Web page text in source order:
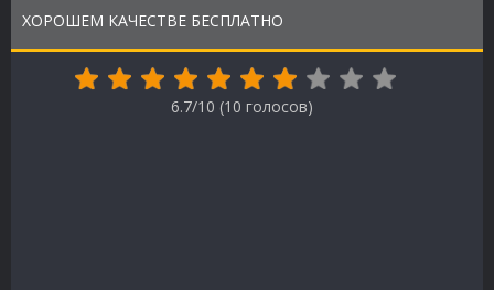
ХОРОШЕМ КАЧЕСТВЕ БЕСПЛАТНО
6.7/10 (10 голосов)